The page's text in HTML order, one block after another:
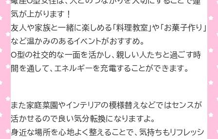
気が上がります！
友人や家族と一緒に楽しめる「料理教室」や「お菓子作り」
など温かみのあるイベントがおすすめ。
O型の社交的な一面を活かし、親しい人たちと過ごす時
間を通して、エネルギーを充電することができます。
また家庭菜園やインテリアの模様替えなどではセンスが
活かせるので良い気分転換になりますよ。
身近な場所を心地よく整えることで、気持ちもリフレッシ